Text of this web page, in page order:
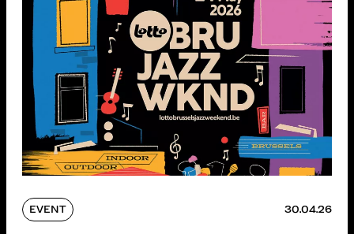
EVENT 30.04.26